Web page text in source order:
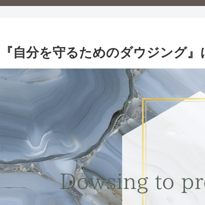
『自分を守るためのダウジング』